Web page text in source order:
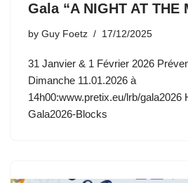
Gala “A NIGHT AT THE
by Guy Foetz 17/12/2025
31 Janvier & 1 Février 2026
Dimanche 11.01.2026 à
14h00:www.pretix.eu/lrb/gala2026
Gala2026-Blocks